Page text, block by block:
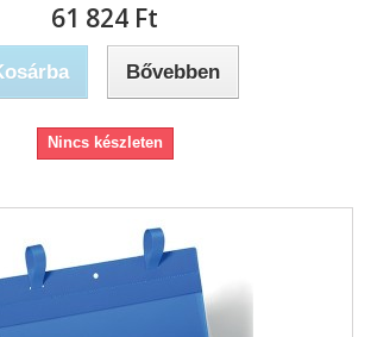
61 824 Ft‎
Bővebben
Nincs készleten